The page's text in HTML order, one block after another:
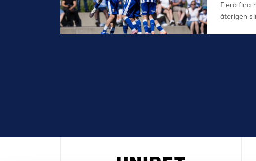
Flera fina
återigen